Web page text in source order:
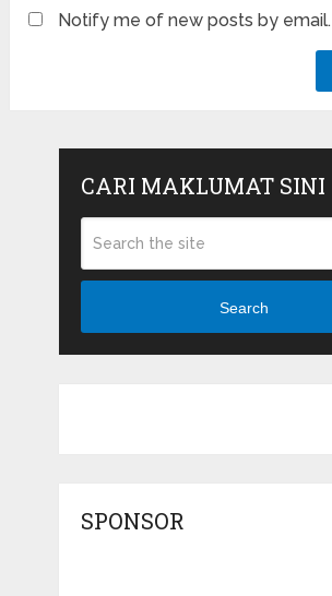
Notify me of new posts by email.
CARI MAKLUMAT SINI
Search
SPONSOR